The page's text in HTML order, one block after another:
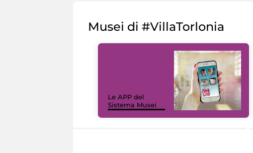
Musei di #VillaTorlonia
Le APP del
Sistema Musei